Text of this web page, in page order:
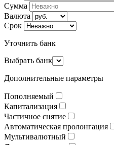
Сумма
Валюта
Срок
Уточнить банк
Выбрать банк
Дополнительные параметры
Пополняемый
Капитализация
Частичное снятие
Автоматическая пролонгация
Мультивалютный